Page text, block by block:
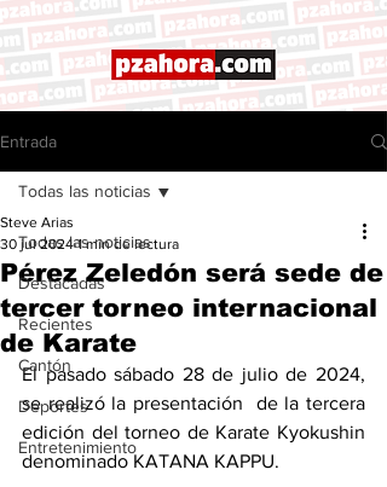
Entrada
Todas las noticias
Destacadas
Recientes
Cantón
Deportes
Entretenimiento
Todas las noticias
Pérez Zeledón será sede de
tercer torneo internacional
de Karate
Steve Arias
30 jul 2024 1 min de lectura
El pasado sábado 28 de julio de 2024,
se realizó la presentación  de la tercera
edición del torneo de Karate Kyokushin
denominado KATANA KAPPU.